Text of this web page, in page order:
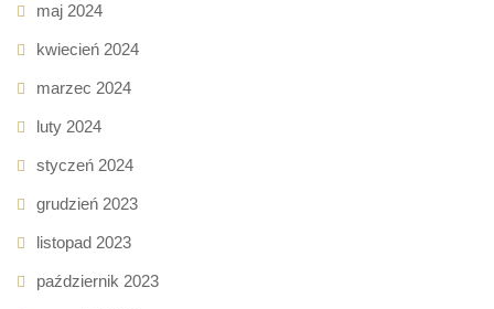
maj 2024
kwiecień 2024
marzec 2024
luty 2024
styczeń 2024
grudzień 2023
listopad 2023
październik 2023